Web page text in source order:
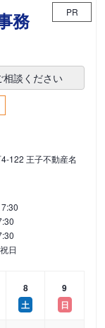
務
PR
談ください
122 王子不動産名
日
8
土
9
日